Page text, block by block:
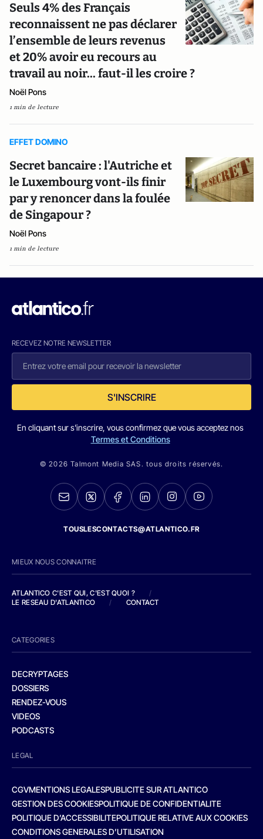
Seuls 4% des Français
reconnaissent ne pas déclarer
l’ensemble de leurs revenus
et 20% avoir eu recours au
travail au noir... faut-il les croire ?
Noël Pons
1 min de lecture
EFFET DOMINO
Secret bancaire : l'Autriche et
le Luxembourg vont-ils finir
par y renoncer dans la foulée
de Singapour ?
Noël Pons
1 min de lecture
RECEVEZ NOTRE NEWSLETTER
S'INSCRIRE
En cliquant sur s'inscrire, vous confirmez que vous acceptez nos
Termes et Conditions
© 2026 Talmont Media SAS. tous droits réservés.
TOUSLESCONTACTS@ATLANTICO.FR
MIEUX NOUS CONNAITRE
ATLANTICO C'EST QUI, C'EST QUOI ?
/
LE RESEAU D'ATLANTICO
/ CONTACT
CATEGORIES
DECRYPTAGES
DOSSIERS
RENDEZ-VOUS
VIDEOS
PODCASTS
LEGAL
CGVMENTIONS LEGALESPUBLICITE SUR ATLANTICO
GESTION DES COOKIESPOLITIQUE DE CONFIDENTIALITE
POLITIQUE D’ACCESSIBILITEPOLITIQUE RELATIVE AUX COOKIES
CONDITIONS GENERALES D’UTILISATION